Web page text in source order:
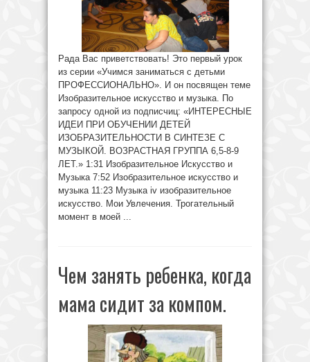
Рада Вас приветствовать! Это первый урок
из серии «Учимся заниматься с детьми
ПРОФЕССИОНАЛЬНО». И он посвящен теме
Изобразительное искусство и музыка. По
запросу одной из подписчиц: «ИНТЕРЕСНЫЕ
ИДЕИ ПРИ ОБУЧЕНИИ ДЕТЕЙ
ИЗОБРАЗИТЕЛЬНОСТИ В СИНТЕЗЕ С
МУЗЫКОЙ. ВОЗРАСТНАЯ ГРУППА 6,5-8-9
ЛЕТ.» 1:31 Изобразительное Искусство и
Музыка 7:52 Изобразительное искусство и
музыка 11:23 Музыка iv изобразительное
искусство. Мои Увлечения. Трогательный
момент в моей ...
Чем занять ребенка, когда
мама сидит за компом.